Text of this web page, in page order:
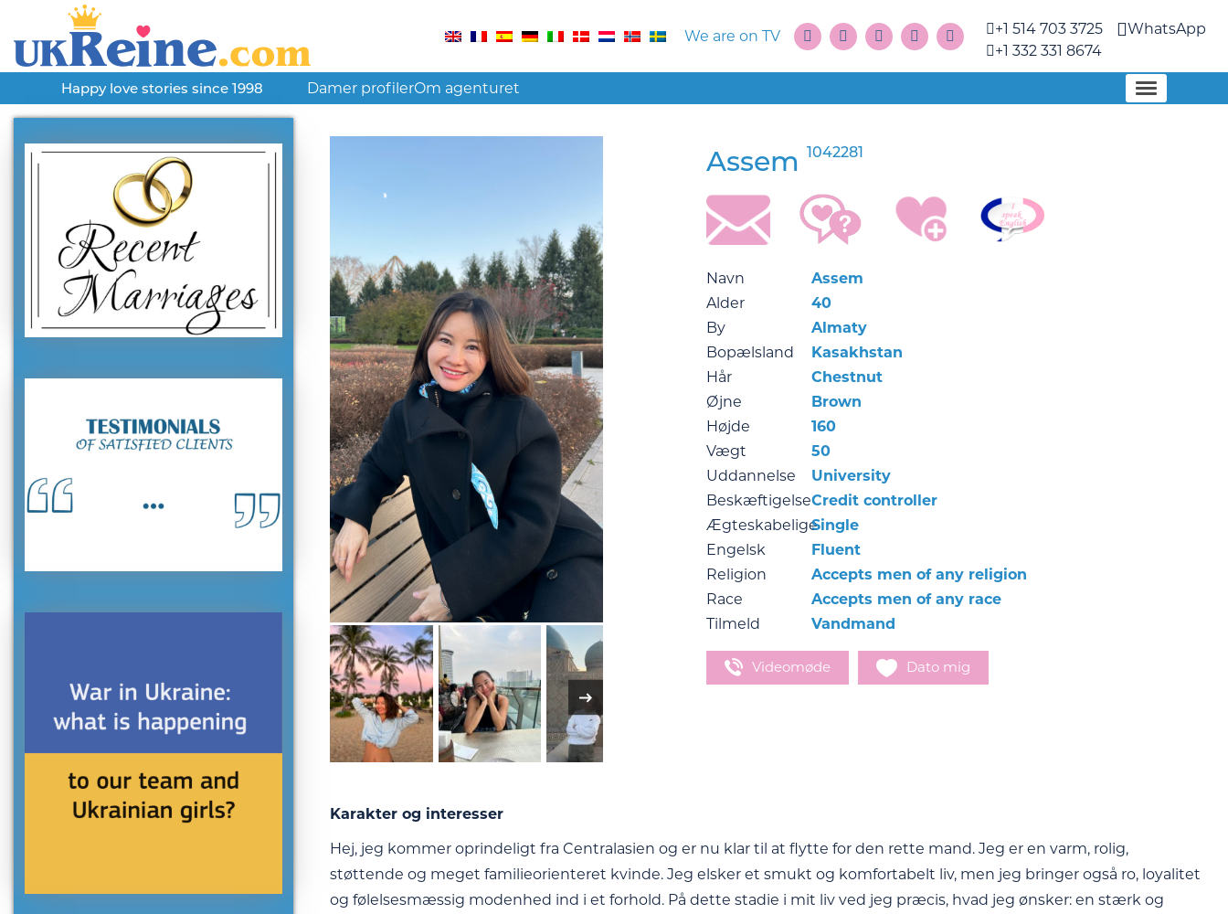
We are on TV
+1 514 703 3725
+1 332 331 8674
WhatsApp
Happy love stories since 1998 Damer profilerOm agenturet
Assem 1042281
Navn
Assem
Alder
40
By
Almaty
Bopælsland
Kasakhstan
Hår
Chestnut
Øjne
Brown
Højde
160
Vægt
50
Uddannelse
University
BeskæftigelseCredit controller
ÆgteskabeligeSingle
Engelsk
Fluent
Religion
Accepts men of any religion
Race
Accepts men of any race
Tilmeld
Vandmand
Videomøde Dato mig
Karakter og interesser
Hej, jeg kommer oprindeligt fra Centralasien og er nu klar til at flytte for den rette mand. Jeg er en varm, rolig,
støttende og meget familieorienteret kvinde. Jeg elsker et smukt og komfortabelt liv, men jeg bringer også ro, loyalitet
og følelsesmæssig modenhed ind i et forhold. På dette stadie i mit liv ved jeg præcis, hvad jeg ønsker: en stærk og